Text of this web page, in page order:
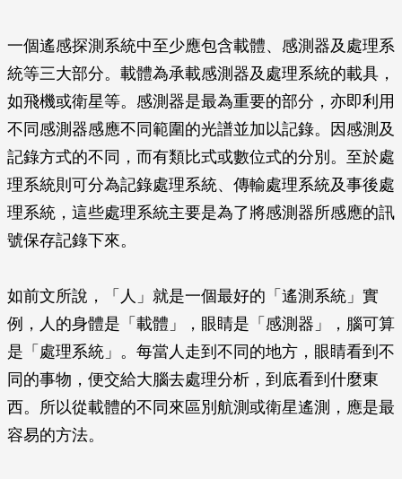
一個遙感探測系統中至少應包含載體、感測器及處理系
統等三大部分。載體為承載感測器及處理系統的載具，
如飛機或衛星等。感測器是最為重要的部分，亦即利用
不同感測器感應不同範圍的光譜並加以記錄。因感測及
記錄方式的不同，而有類比式或數位式的分別。至於處
理系統則可分為記錄處理系統、傳輸處理系統及事後處
理系統，這些處理系統主要是為了將感測器所感應的訊
號保存記錄下來。
如前文所說，「人」就是一個最好的「遙測系統」實
例，人的身體是「載體」，眼睛是「感測器」，腦可算
是「處理系統」。每當人走到不同的地方，眼睛看到不
同的事物，便交給大腦去處理分析，到底看到什麼東
西。所以從載體的不同來區別航測或衛星遙測，應是最
容易的方法。